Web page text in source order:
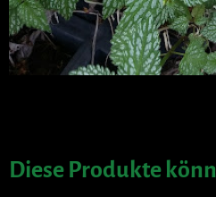
Diese Produkte